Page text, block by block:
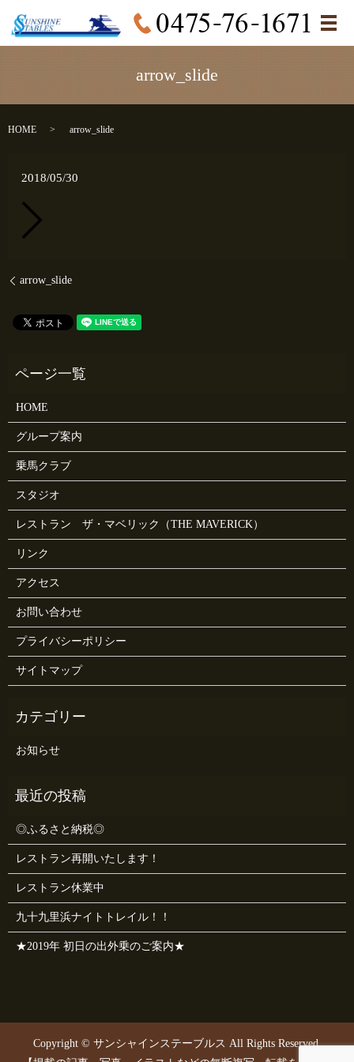
メ
arrow_slide
HOME arrow_slide
2018/05/30
arrow_slide
HOME
グループ案内
乗馬クラブ
スタジオ
レストラン ザ・マベリック（THE MAVERICK）
リンク
アクセス
お問い合わせ
プライバシーポリシー
サイトマップ
お知らせ
◎ふるさと納税◎
レストラン再開いたします！
レストラン休業中
九十九里浜ナイトトレイル！！
★2019年 初日の出外乗のご案内★
Copyright © サンシャインステーブルス All Rights Reserved.